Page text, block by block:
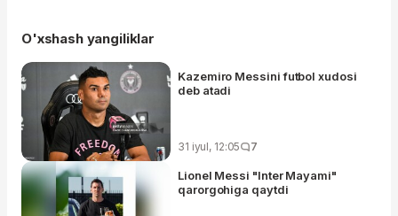
O'xshash yangiliklar
Kazemiro Messini futbol xudosi
deb atadi
31 iyul, 12:05 7
Lionel Messi "Inter Mayami"
qarorgohiga qaytdi